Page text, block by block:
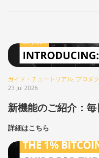
ガイド・チュートリアル, プロダ
23 Jul 2026
新機能のご紹介：毎
詳細はこちら